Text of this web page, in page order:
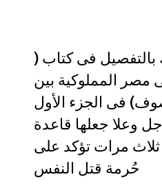
بالتفصيل فى كتاب (
مصر المملوكية بين
فى الجزء الأول
وعلا جعلها قاعدة
مرات تؤكد على
حُرمة قتل النفس